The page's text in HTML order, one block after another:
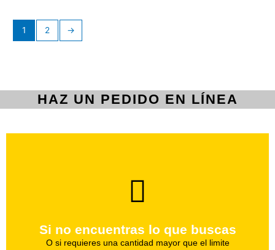
1 2 →
HAZ UN PEDIDO EN LÍNEA
Si no encuentras lo que buscas
O si requieres una cantidad mayor que el limite
Haz tu pedido